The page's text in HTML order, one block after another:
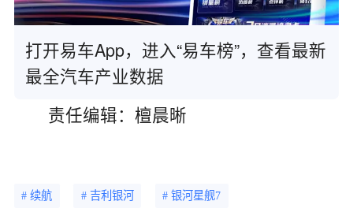
打开易车App，进入“易车榜”，查看最新
最全汽车产业数据
责任编辑：檀晨晰
# 续航 # 吉利银河 # 银河星舰7